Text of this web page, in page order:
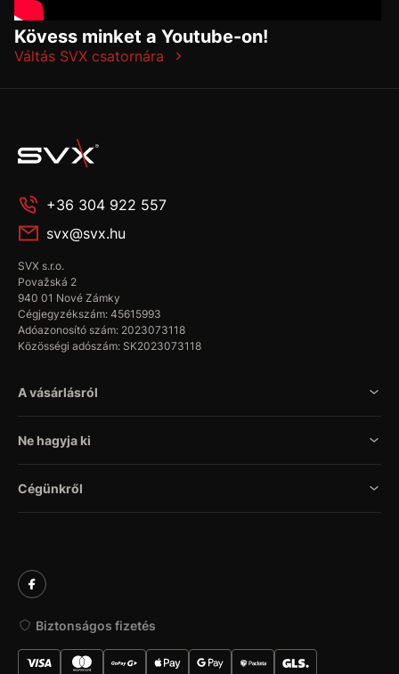
Kövess minket a Youtube-on!
Váltás SVX csatornára
+36 304 922 557
svx@svx.hu
SVX s.r.o.
Považská 2
940 01 Nové Zámky
Cégjegyzékszám: 45615993
Adóazonosító szám: 2023073118
Közösségi adószám: SK2023073118
A vásárlásról
Ne hagyja ki
Cégünkről
Biztonságos fizetés